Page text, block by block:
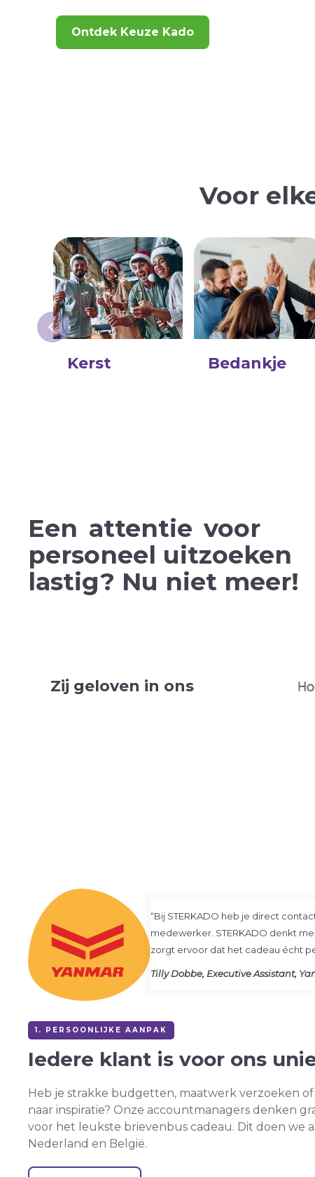
Ontdek Keuze Kado
Voor
Kerst Bedankje
Een attentie voor
personeel uitzoeken
lastig? Nu niet meer!
Zij geloven in ons
“Bij STERKADO heb je direct
medewerker. STERKADO denkt
zorgt ervoor dat het cadeau écht
Tilly Dobbe, Executive Assistant,
1. PERSOONLIJKE AANPAK
Iedere klant is voor ons
Heb je strakke budgetten, maatwerk verzoeken
naar inspiratie? Onze accountmanagers denken
voor het leukste brievenbus cadeau. Dit doen we
Nederland en België.